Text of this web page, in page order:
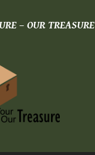
– OUR TREASURE